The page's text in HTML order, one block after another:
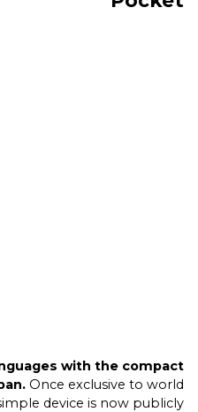
with the compact
Once exclusive to world
device is now publicly